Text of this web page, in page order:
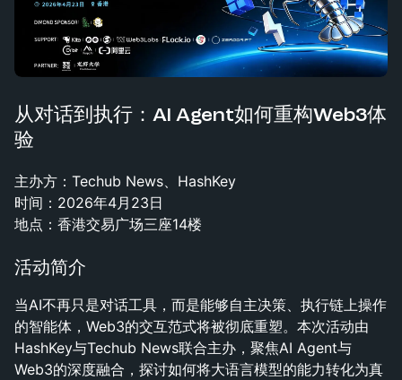
从对话到执行：AI Agent如何重构Web3体
验
主办方：Techub News、HashKey
时间：2026年4月23日
地点：香港交易广场三座14楼
活动简介
当AI不再只是对话工具，而是能够自主决策、执行链上操作
的智能体，Web3的交互范式将被彻底重塑。本次活动由
HashKey与Techub News联合主办，聚焦AI Agent与
Web3的深度融合，探讨如何将大语言模型的能力转化为真